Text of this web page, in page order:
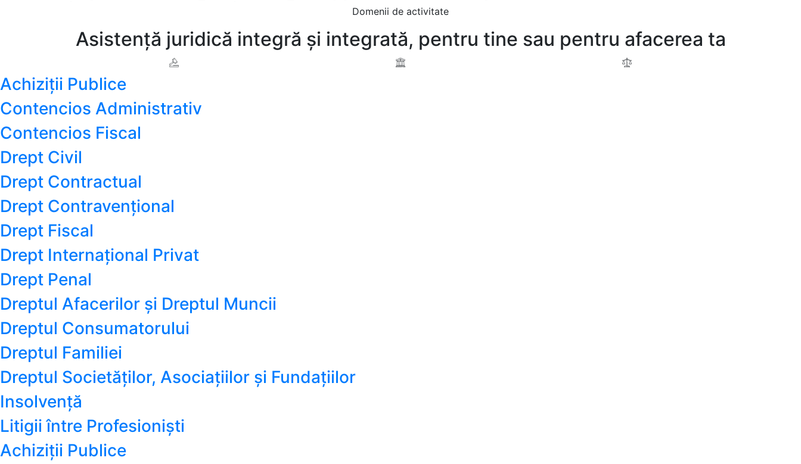
Domenii de activitate
Asistență juridică integră și integrată, pentru tine sau pentru afacerea ta
Achiziții Publice
Contencios Administrativ
Contencios Fiscal
Drept Civil
Drept Contractual
Drept Contravențional
Drept Fiscal
Drept Internațional Privat
Drept Penal
Dreptul Afacerilor și Dreptul Muncii
Dreptul Consumatorului
Dreptul Familiei
Dreptul Societăților, Asociațiilor și Fundațiilor
Insolvență
Litigii între Profesioniști
Achiziții Publice